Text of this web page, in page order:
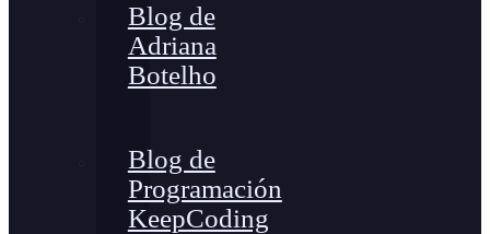
Blog de
Adriana
Botelho
Blog de
Programación
KeepCoding